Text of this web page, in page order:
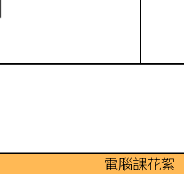
電腦課花絮